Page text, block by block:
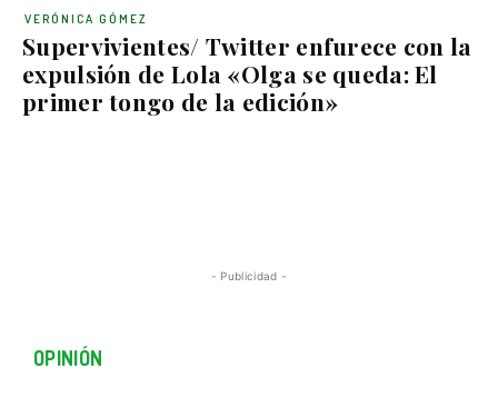
Supervivientes/ Twitter enfurece con la
expulsión de Lola «Olga se queda: El
primer tongo de la edición»
VERÓNICA GÓMEZ
- Publicidad -
OPINIÓN